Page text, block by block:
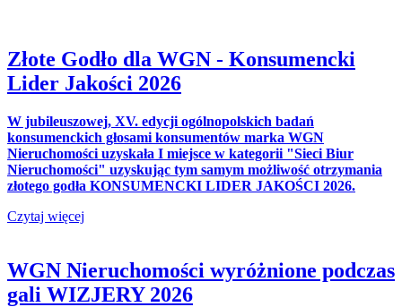
Złote Godło dla WGN - Konsumencki
Lider Jakości 2026
W jubileuszowej, XV. edycji ogólnopolskich badań
konsumenckich głosami konsumentów marka WGN
Nieruchomości uzyskała I miejsce w kategorii "Sieci Biur
Nieruchomości" uzyskując tym samym możliwość otrzymania
złotego godła KONSUMENCKI LIDER JAKOŚCI 2026.
Czytaj więcej
WGN Nieruchomości wyróżnione podczas
gali WIZJERY 2026